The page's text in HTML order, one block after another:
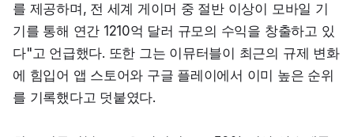
를 제공하며, 전 세계 게이머 중 절반 이상이 모바일 기
기를 통해 연간 1210억 달러 규모의 수익을 창출하고 있
다"고 언급했다. 또한 그는 이뮤터블이 최근의 규제 변화
에 힘입어 앱 스토어와 구글 플레이에서 이미 높은 순위
를 기록했다고 덧붙였다.